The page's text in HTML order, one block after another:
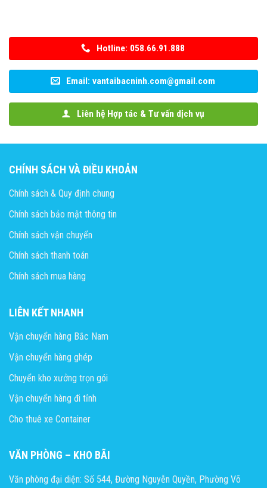
Hotline: 058.66.91.888
Email: vantaibacninh.com@gmail.com
Liên hệ Hợp tác & Tư vấn dịch vụ
CHÍNH SÁCH VÀ ĐIỀU KHOẢN
Chính sách & Quy định chung
Chính sách bảo mật thông tin
Chính sách vận chuyển
Chính sách thanh toán
Chính sách mua hàng
LIÊN KẾT NHANH
Vận chuyển hàng Bắc Nam
Vận chuyển hàng ghép
Chuyển kho xưởng trọn gói
Vận chuyển hàng đi tỉnh
Cho thuê xe Container
VĂN PHÒNG – KHO BÃI
Văn phòng đại diện: Số 544, Đường Nguyễn Quyền, Phường Võ